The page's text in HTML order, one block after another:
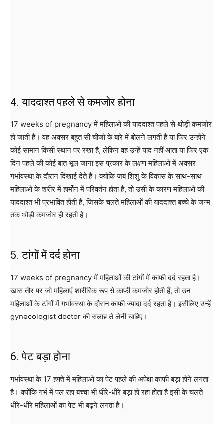
4. याददाश्त पहले से कमजोर होना
17 weeks of pregnancy में महिलाओं की याददाश्त पहले से थोड़ी कमजोर
हो जाती है। वह अक्सर बहुत सी चीजों के बारे में बोलने लगती हैं या फिर उन्होंने
कोई सामान किसी स्थान पर रखा है, लेकिन वह उन्हें याद नहीं आता या फिर एक
दिन पहले की कोई बात भूल जाना इस प्रकार के लक्षण महिलाओं में अक्सर
गर्भावस्था के दौरान दिखाई देते हैं। क्योंकि जब शिशु के विकास के साथ-साथ
महिलाओं के शरीर में हार्मोन में परिवर्तन होता है, तो उसी के कारण महिलाओं की
याददाश्त भी प्रभावित होती है, जिसके चलते महिलाओं की याददाश्त बच्चे के जन्म
तक थोड़ी कमजोर ही रहती है।
5. टांगों में दर्द होना
17 weeks of pregnancy में महिलाओं की टांगों में काफी दर्द रहता है।
खास तौर पर जो महिलाएं शारीरिक रूप से काफी कमजोर होती हैं, तो उन
महिलाओं के टांगों में गर्भावस्था के दौरान काफी ज्यादा दर्द रहता है। इसीलिए उन्हें
gynecologist doctor की सलाह ले लेनी चाहिए।
6. पेट बड़ा होना
गर्भावस्था के 17 हफ्ते में महिलाओं का पेट पहले की अपेक्षा काफी बड़ा होने लगता
है। क्योंकि गर्भ में पल रहा बच्चा भी धीरे-धीरे बड़ा हो रहा होता है इसी के चलते
धीरे-धीरे महिलाओं का पेट भी बढ़ने लगता है।